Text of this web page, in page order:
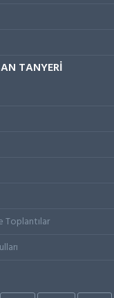
TANYERİ
Toplantılar